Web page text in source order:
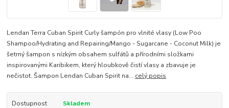
Lendan Terra Cuban Spirit Curly šampón pro vlnité vlasy (Low Poo
Shampoo/Hydrating and Repairing/Mango - Sugarcane - Coconut Milk) je
šetrný šampon s nízkým obsahem sulfátů a přírodními složkami
inspirovanými Karibikem, který hloubkově čistí vlasy a zbavuje je
nečistot. Šampon Lendan Cuban Spirit na... celý popis
Dostupnost Skladem